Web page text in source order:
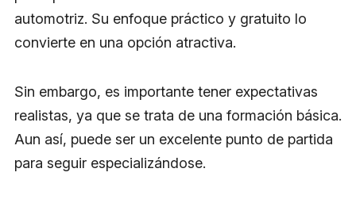
automotriz. Su enfoque práctico y gratuito lo
convierte en una opción atractiva.
Sin embargo, es importante tener expectativas
realistas, ya que se trata de una formación básica.
Aun así, puede ser un excelente punto de partida
para seguir especializándose.